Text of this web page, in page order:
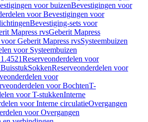
voor buizenBevestigingen voor
voor Bevestigingen voor
Bevestiging-sets voor
Mapress rvsGeberit Mapress
Geberit Mapress rvsSysteembuizen
voor Systeembuizen
Reserveonderdelen voor
BuisstukSokkenReserveonderdelen voor
voor
voor BochtenT-
voor T-stukkenInterne
voor Interne circulatieOvergangen
voor Overgangen